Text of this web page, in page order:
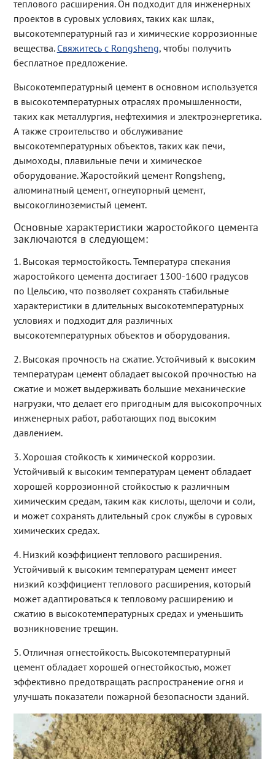
теплового расширения. Он подходит для инженерных
проектов в суровых условиях, таких как шлак,
высокотемпературный газ и химические коррозионные
вещества. Свяжитесь с Rongsheng, чтобы получить
бесплатное предложение.
Высокотемпературный цемент в основном используется
в высокотемпературных отраслях промышленности,
таких как металлургия, нефтехимия и электроэнергетика.
А также строительство и обслуживание
высокотемпературных объектов, таких как печи,
дымоходы, плавильные печи и химическое
оборудование. Жаростойкий цемент Rongsheng,
алюминатный цемент, огнеупорный цемент,
высокоглиноземистый цемент.
Основные характеристики жаростойкого цемента
заключаются в следующем:
1. Высокая термостойкость. Температура спекания
жаростойкого цемента достигает 1300-1600 градусов
по Цельсию, что позволяет сохранять стабильные
характеристики в длительных высокотемпературных
условиях и подходит для различных
высокотемпературных объектов и оборудования.
2. Высокая прочность на сжатие. Устойчивый к высоким
температурам цемент обладает высокой прочностью на
сжатие и может выдерживать большие механические
нагрузки, что делает его пригодным для высокопрочных
инженерных работ, работающих под высоким
давлением.
3. Хорошая стойкость к химической коррозии.
Устойчивый к высоким температурам цемент обладает
хорошей коррозионной стойкостью к различным
химическим средам, таким как кислоты, щелочи и соли,
и может сохранять длительный срок службы в суровых
химических средах.
4. Низкий коэффициент теплового расширения.
Устойчивый к высоким температурам цемент имеет
низкий коэффициент теплового расширения, который
может адаптироваться к тепловому расширению и
сжатию в высокотемпературных средах и уменьшить
возникновение трещин.
5. Отличная огнестойкость. Высокотемпературный
цемент обладает хорошей огнестойкостью, может
эффективно предотвращать распространение огня и
улучшать показатели пожарной безопасности зданий.